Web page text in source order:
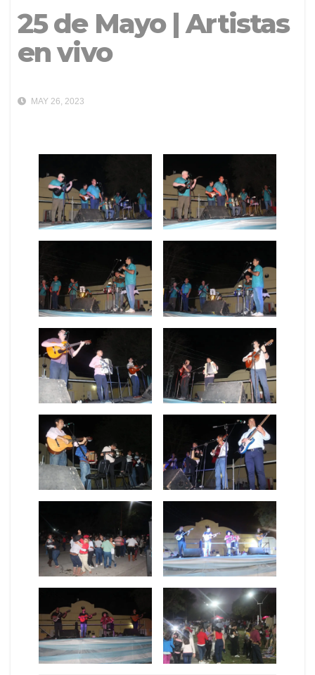
25 de Mayo | Artistas
en vivo
MAY 26, 2023